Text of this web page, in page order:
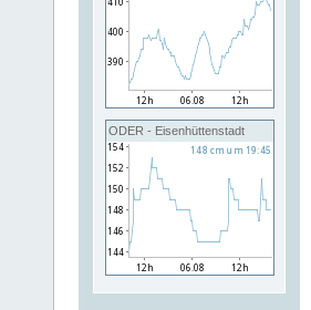
ODER - Eisenhüttenstadt